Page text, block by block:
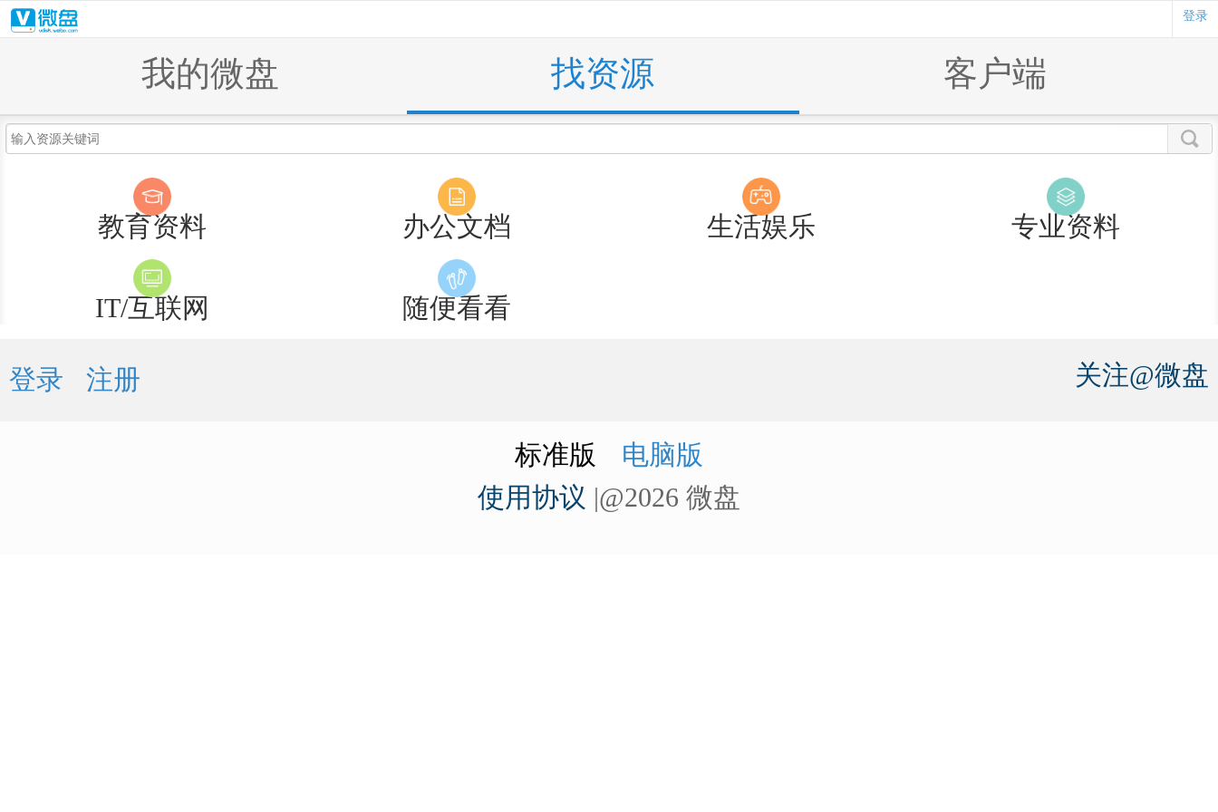
登录
我的微盘 找资源 客户端
教育资料 办公文档 生活娱乐 专业资料
IT/互联网 随便看看
登录 注册 关注@微盘
标准版
电脑版
使用协议 |@2026 微盘